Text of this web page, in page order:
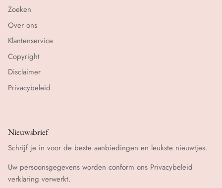
Zoeken
Over ons
Klantenservice
Copyright
Disclaimer
Privacybeleid
Nieuwsbrief
Schrijf je in voor de beste aanbiedingen en leukste nieuwtjes.
Uw persoonsgegevens worden conform ons Privacybeleid
verklaring verwerkt.